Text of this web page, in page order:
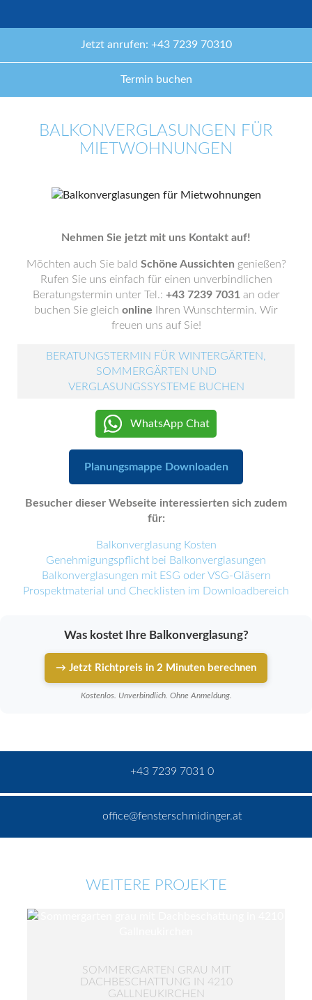
Jetzt anrufen: +43 7239 70310
Termin buchen
BALKONVERGLASUNGEN FÜR
MIETWOHNUNGEN
Nehmen Sie jetzt mit uns Kontakt auf!
Möchten auch Sie bald Schöne Aussichten genießen?
Rufen Sie uns einfach für einen unverbindlichen
Beratungstermin unter Tel.: +43 7239 7031 an oder
buchen Sie gleich online Ihren Wunschtermin. Wir
freuen uns auf Sie!
BERATUNGSTERMIN FÜR WINTERGÄRTEN,
SOMMERGÄRTEN UND
VERGLASUNGSSYSTEME BUCHEN
WhatsApp Chat
Planungsmappe Downloaden
Besucher dieser Webseite interessierten sich zudem
für:
Balkonverglasung Kosten
Genehmigungspflicht bei Balkonverglasungen
Balkonverglasungen mit ESG oder VSG-Gläsern
Prospektmaterial und Checklisten im Downloadbereich
Was kostet Ihre Balkonverglasung?
→ Jetzt Richtpreis in 2 Minuten berechnen
Kostenlos. Unverbindlich. Ohne Anmeldung.
+43 7239 7031 0
office@fensterschmidinger.at
WEITERE PROJEKTE
SOMMERGARTEN GRAU MIT
DACHBESCHATTUNG IN 4210
GALLNEUKIRCHEN